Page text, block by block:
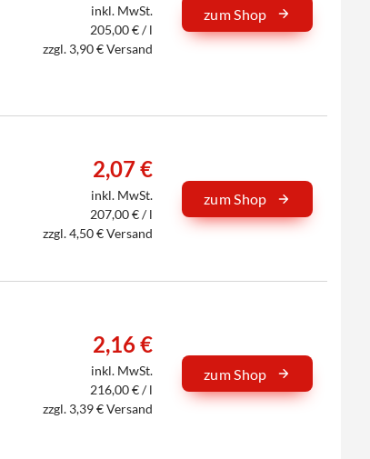
inkl. MwSt.
205,00 € / l
zzgl. 3,90 € Versand
zum Shop
2,07 €
inkl. MwSt.
207,00 € / l
zzgl. 4,50 € Versand
zum Shop
2,16 €
inkl. MwSt.
216,00 € / l
zzgl. 3,39 € Versand
zum Shop